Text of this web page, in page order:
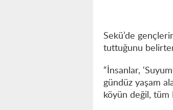
Sekü’de
tuttuğunu
“İnsanlar,
gündüz yaşam
köyün değil, tüm